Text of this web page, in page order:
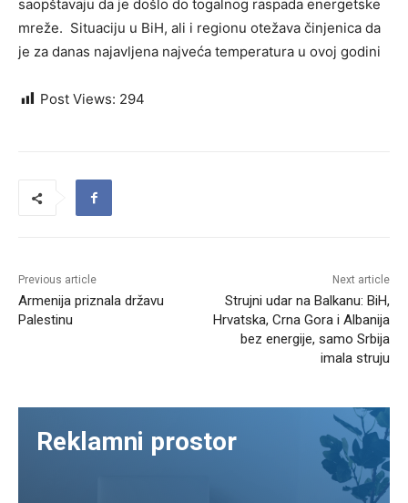
saopštavaju da je došlo do togalnog raspada energetske
mreže. Situaciju u BiH, ali i regionu otežava činjenica da
je za danas najavljena najveća temperatura u ovoj godini
Post Views: 294
Previous article
Armenija priznala državu
Palestinu
Next article
Strujni udar na Balkanu: BiH,
Hrvatska, Crna Gora i Albanija
bez energije, samo Srbija
imala struju
Reklamni prostor